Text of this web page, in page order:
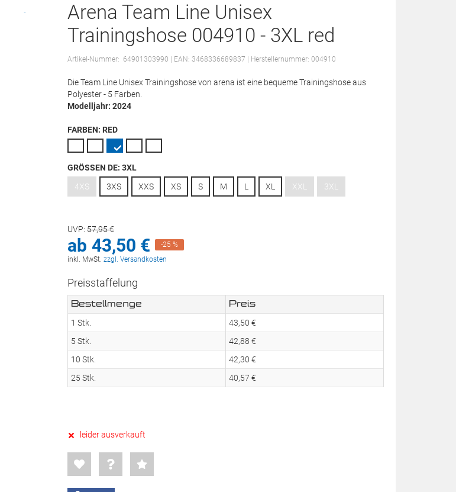
Arena Team Line Unisex
Trainingshose 004910 - 3XL red
Artikel-Nummer: 64901303990 | EAN: 3468336689837 | Herstellernummer: 004910
Die Team Line Unisex Trainingshose von arena ist eine bequeme Trainingshose aus
Polyester - 5 Farben.
Modelljahr: 2024
FARBEN: RED
GRÖSSEN DE: 3XL
4XS
3XS XXS XS S M L XL XXL 3XL
UVP: 57,95€
ab 43,50 €
-25 %
inkl. MwSt. zzgl. Versandkosten
Preisstaffelung
Bestellmenge Preis
1 Stk. 43,50 €
5 Stk.
42,88 €
10 Stk.
42,30 €
25 Stk.
40,57 €
leider ausverkauft